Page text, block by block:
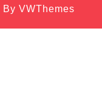
By VWThemes